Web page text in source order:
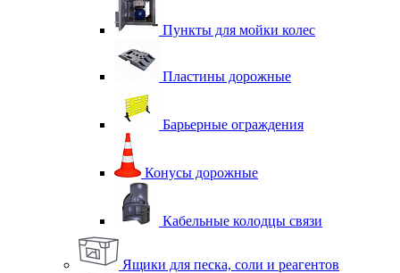
Пункты для мойки колес
Пластины дорожные
Барьерные ограждения
Конусы дорожные
Кабельные колодцы связи
Ящики для песка, соли и реагентов